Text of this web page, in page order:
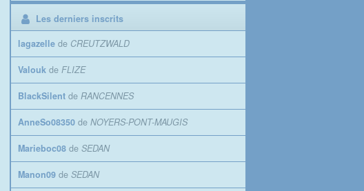
Les derniers inscrits
lagazellede CREUTZWALD
Valoukde FLIZE
BlackSilentde RANCENNES
AnneSo08350de NOYERS-PONT-MAUGIS
Marieboc08de SEDAN
Manon09de SEDAN